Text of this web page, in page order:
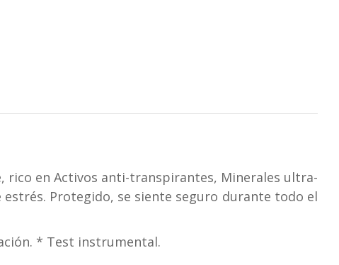
en Activos anti-transpirantes, Minerales ultra-
Protegido, se siente seguro durante todo el
* Test instrumental.